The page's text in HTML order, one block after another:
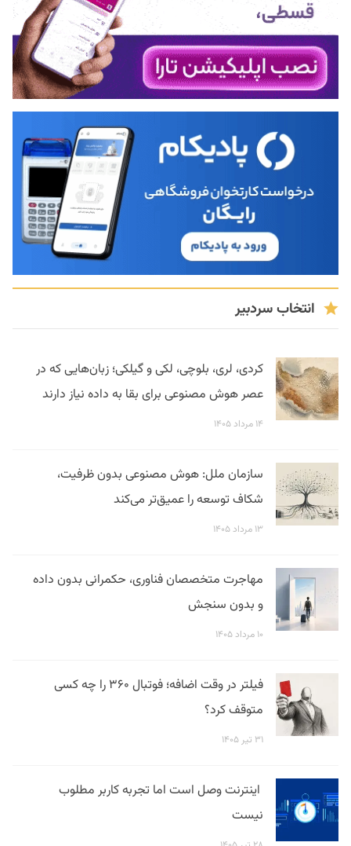
انتخاب سردبیر
کردی، لری، بلوچی، لکی و گیلکی؛ زبان‌هایی که در
عصر هوش مصنوعی برای بقا به داده نیاز دارند
۱۴ مرداد ۱۴۰۵
سازمان ملل: هوش مصنوعی بدون ظرفیت،
شکاف توسعه را عمیق‌تر می‌کند
۱۳ مرداد ۱۴۰۵
مهاجرت متخصصان فناوری، حکمرانی بدون داده
و بدون سنجش
۱۰ مرداد ۱۴۰۵
فیلتر در وقت اضافه؛ فوتبال ۳۶۰ را چه کسی
متوقف کرد؟
۳۱ تیر ۱۴۰۵
اینترنت وصل است اما تجربه کاربر مطلوب
نیست